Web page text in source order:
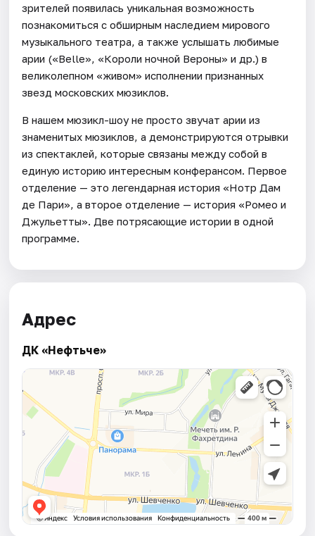
зрителей появилась уникальная возможность
познакомиться с обширным наследием мирового
музыкального театра, а также услышать любимые
арии («Belle», «Короли ночной Вероны» и др.) в
великолепном «живом» исполнении признанных
звезд московских мюзиклов.
В нашем мюзикл-шоу не просто звучат арии из
знаменитых мюзиклов, а демонстрируются отрывки
из спектаклей, которые связаны между собой в
единую историю интересным конферансом. Первое
отделение — это легендарная история «Нотр Дам
де Пари», а второе отделение — история «Ромео и
Джульетты». Две потрясающие истории в одной
программе.
Адрес
ДК «Нефтьче»